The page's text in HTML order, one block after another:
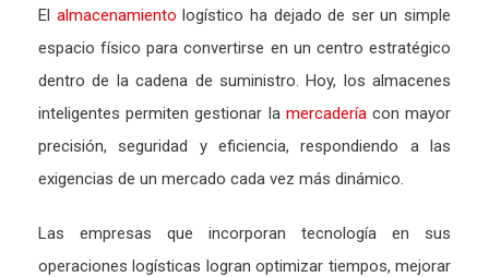
El almacenamiento logístico ha dejado de ser un simple
espacio físico para convertirse en un centro estratégico
dentro de la cadena de suministro. Hoy, los almacenes
inteligentes permiten gestionar la mercaderíacon mayor
precisión, seguridad y eficiencia, respondiendo a las
exigencias de un mercado cada vez más dinámico.
Las empresas que incorporan tecnología en sus
operaciones logísticas logran optimizar tiempos, mejorar